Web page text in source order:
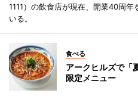
1111）の飲食店が現在、開業40周
いる。
食べる
アークヒルズで
限定メニュー